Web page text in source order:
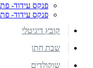
פנקס עידוד-
פנקס עידוד-
קובץ דיגיטלי
שבת חתן
שוקולדים